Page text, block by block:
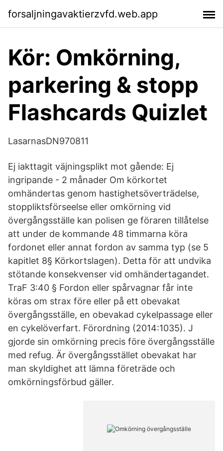
forsaljningavaktierzvfd.web.app
Kör: Omkörning,
parkering & stopp
Flashcards Quizlet
LasarnasDN970811
Ej iakttagit väjningsplikt mot gående: Ej
ingripande - 2 månader Om körkortet
omhändertas genom hastighetsöverträdelse,
stoppliktsförseelse eller omkörning vid
övergångsställe kan polisen ge föraren tillåtelse
att under de kommande 48 timmarna köra
fordonet eller annat fordon av samma typ (se 5
kapitlet 8§ Körkortslagen). Detta för att undvika
stötande konsekvenser vid omhändertagandet.
TraF 3:40 § Fordon eller spårvagnar får inte
köras om strax före eller på ett obevakat
övergångsställe, en obevakad cykelpassage eller
en cykelöverfart. Förordning (2014:1035). J
gjorde sin omkörning precis före övergångsställe
med refug. Är övergångsstället obevakat har
man skyldighet att lämna företräde och
omkörningsförbud gäller.